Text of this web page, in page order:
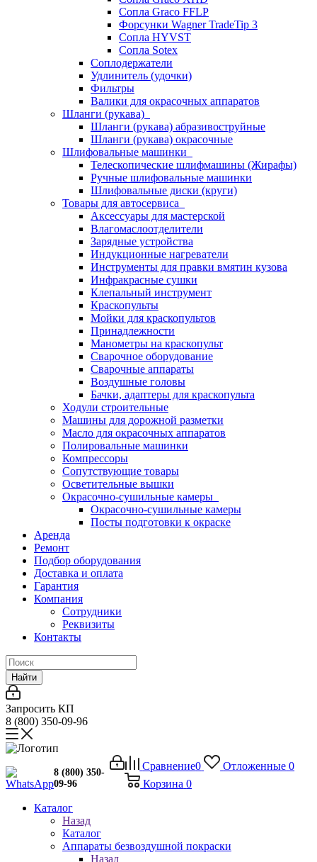
Сопла Graco FFLP
Форсунки Wagner TradeTip 3
Сопла HYVST
Сопла Sotex
Соплодержатели
Удлинитель (удочки)
Фильтры
Валики для окрасочных аппаратов
Шланги (рукава)
Шланги (рукава) абразивоструйные
Шланги (рукава) окрасочные
Шлифовальные машинки
Телескопические шлифмашины (Жирафы)
Ручные шлифовальные машинки
Шлифовальные диски (круги)
Товары для автосервиса
Аксессуары для мастерской
Влагомаслоотделители
Зарядные устройства
Индукционные нагреватели
Инструменты для правки вмятин кузова
Инфракрасные сушки
Клепальный инструмент
Краскопульты
Мойки для краскопультов
Принадлежности
Манометры на краскопульт
Сварочное оборудование
Сварочные аппараты
Воздушные головы
Бачки, адаптеры для краскопульта
Ходули строительные
Машины для дорожной разметки
Масло для окрасочных аппаратов
Полировальные машинки
Компрессоры
Сопутствующие товары
Осветительные вышки
Окрасочно-сушильные камеры
Окрасочно-сушильные камеры
Посты подготовки к окраске
Аренда
Ремонт
Подбор оборудования
Доставка и оплата
Гарантия
Компания
Сотрудники
Реквизиты
Контакты
Найти
Запросить КП
8 (800) 350-09-96
Сравнение0 Отложенные 0
Корзина 0
8 (800) 350-
09-96
Каталог
Назад
Каталог
Аппараты безвоздушной покраски
Назад